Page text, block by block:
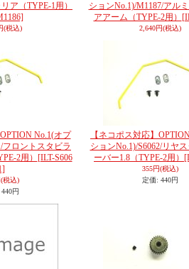
ア（TYPE-1用）
(税込)
ションNo.1)/M1187/アル
アアーム（TYPE-2用）
2,640円(税込)
No.1(オプ
フロントスタビラ
2用） [ILT-S606
(税込)
440円
【ネコポス対応】
ションNo.1)/S6062/リヤ
ーバー1.8（TYPE-2用）
355円(税込)
定価: 440円